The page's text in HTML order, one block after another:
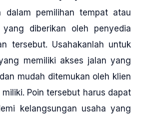
dalam pemilihan tempat atau
diberikan oleh penyedia
tersebut. Usahakanlah untuk
memiliki akses jalan yang
mudah ditemukan oleh klien
Poin tersebut harus dapat
kelangsungan usaha yang